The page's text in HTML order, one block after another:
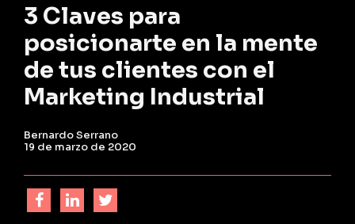
3 Claves para
posicionarte en la mente
de tus clientes con el
Marketing Industrial
Bernardo Serrano
19 de marzo de 2020